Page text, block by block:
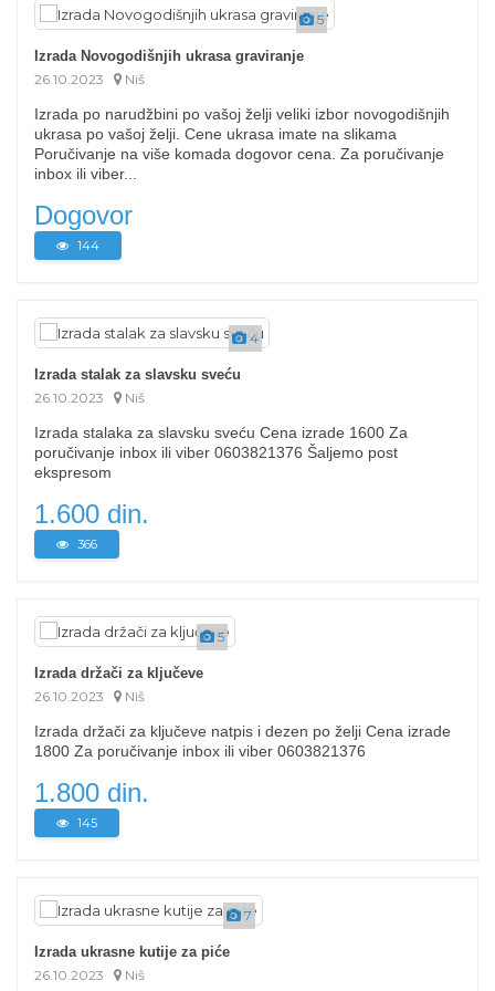
5
Izrada Novogodišnjih ukrasa graviranje
26.10.2023
Niš
Izrada po narudžbini po vašoj želji veliki izbor novogodišnjih
ukrasa po vašoj želji. Cene ukrasa imate na slikama
Poručivanje na više komada dogovor cena. Za poručivanje
inbox ili viber...
Dogovor
144
4
Izrada stalak za slavsku sveću
26.10.2023
Niš
Izrada stalaka za slavsku sveću Cena izrade 1600 Za
poručivanje inbox ili viber 0603821376 Šaljemo post
ekspresom
1.600 din.
366
5
Izrada držači za ključeve
26.10.2023
Niš
Izrada držači za ključeve natpis i dezen po želji Cena izrade
1800 Za poručivanje inbox ili viber 0603821376
1.800 din.
145
7
Izrada ukrasne kutije za piće
26.10.2023
Niš